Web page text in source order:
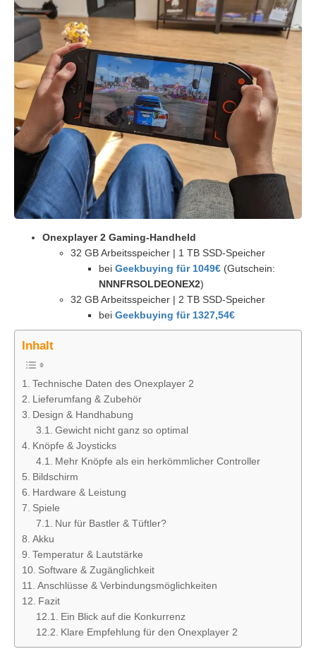
Onexplayer 2 Gaming-Handheld
32 GB Arbeitsspeicher | 1 TB SSD-Speicher
bei Geekbuying für 1049€ (Gutschein:
NNNFRSOLDEONEX2)
32 GB Arbeitsspeicher | 2 TB SSD-Speicher
bei Geekbuying für 1327,54€
Inhalt
Technische Daten des Onexplayer 2
Lieferumfang & Zubehör
Design & Handhabung
Gewicht nicht ganz so optimal
Knöpfe & Joysticks
Mehr Knöpfe als ein herkömmlicher Controller
Bildschirm
Hardware & Leistung
Spiele
Nur für Bastler & Tüftler?
Akku
Temperatur & Lautstärke
Software & Zugänglichkeit
Anschlüsse & Verbindungsmöglichkeiten
Fazit
Ein Blick auf die Konkurrenz
Klare Empfehlung für den Onexplayer 2